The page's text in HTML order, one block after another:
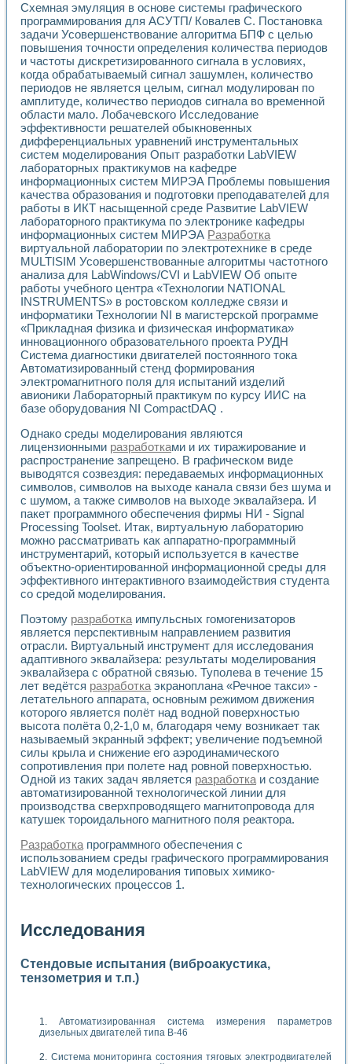
Схемная эмуляция в основе системы графического
программирования для АСУТП/ Ковалев С. Постановка
задачи Усовершенствование алгоритма БПФ с целью
повышения точности определения количества периодов
и частоты дискретизированного сигнала в условиях,
когда обрабатываемый сигнал зашумлен, количество
периодов не является целым, сигнал модулирован по
амплитуде, количество периодов сигнала во временной
области мало. Лобачевского Исследование
эффективности решателей обыкновенных
дифференциальных уравнений инструментальных
систем моделирования Опыт разработки LabVIEW
лабораторных практикумов на кафедре
информационных систем МИРЭА Проблемы повышения
качества образования и подготовки преподавателей для
работы в ИКТ насыщенной среде Развитие LabVIEW
лабораторного практикума по электронике кафедры
информационных систем МИРЭА Разработка
виртуальной лаборатории по электротехнике в среде
MULTISIM Усовершенствованные алгоритмы частотного
анализа для LabWindows/CVI и LabVIEW Об опыте
работы учебного центра «Технологии NATIONAL
INSTRUMENTS» в ростовском колледже связи и
информатики Технологии NI в магистерской программе
«Прикладная физика и физическая информатика»
инновационного образовательного проекта РУДН
Система диагностики двигателей постоянного тока
Автоматизированный стенд формирования
электромагнитного поля для испытаний изделий
авионики Лабораторный практикум по курсу ИИС на
базе оборудования NI CompactDAQ .
Однако среды моделирования являются
лицензионными разработками и их тиражирование и
распространение запрещено. В графическом виде
выводятся созвездия: передаваемых информационных
символов, символов на выходе канала связи без шума и
с шумом, а также символов на выходе эквалайзера. И
пакет программного обеспечения фирмы НИ - Signal
Processing Toolset. Итак, виртуальную лабораторию
можно рассматривать как аппаратно-программный
инструментарий, который используется в качестве
объектно-ориентированной информационной среды для
эффективного интерактивного взаимодействия студента
со средой моделирования.
Поэтому разработкаимпульсных гомогенизаторов
является перспективным направлением развития
отрасли. Виртуальный инструмент для исследования
адаптивного эквалайзера: результаты моделирования
эквалайзера с обратной связью. Туполева в течение 15
лет ведётся разработкаэкраноплана «Речное такси» -
летательного аппарата, основным режимом движения
которого является полёт над водной поверхностью
высота полёта 0,2-1,0 м, благодаря чему возникает так
называемый экранный эффект; увеличение подъемной
силы крыла и снижение его аэродинамического
сопротивления при полете над ровной поверхностью.
Одной из таких задач является разработкаи создание
автоматизированной технологической линии для
производства сверхпроводящего магнитопровода для
катушек тороидального магнитного поля реактора.
Разработкапрограммного обеспечения с
использованием среды графического программирования
LabVIEW для моделирования типовых химико-
технологических процессов 1.
Исследования
Стендовые испытания (виброакустика,
тензометрия и т.п.)
Автоматизированная система измерения параметров
дизельных двигателей типа В-46
Система мониторинга состояния тяговых электродвигателей